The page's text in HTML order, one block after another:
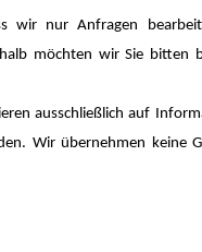
wir nur Anfragen
möchten wir Sie bitten
ausschließlich auf
Wir übernehmen keine